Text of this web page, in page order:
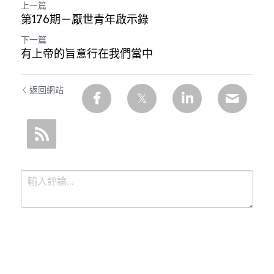
上一篇
第176期－厭世青年啟示錄
下一篇
有上帝的旨意行在我們當中
返回網站